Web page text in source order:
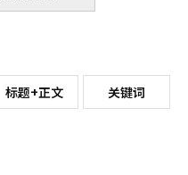
标题+正文 关键词